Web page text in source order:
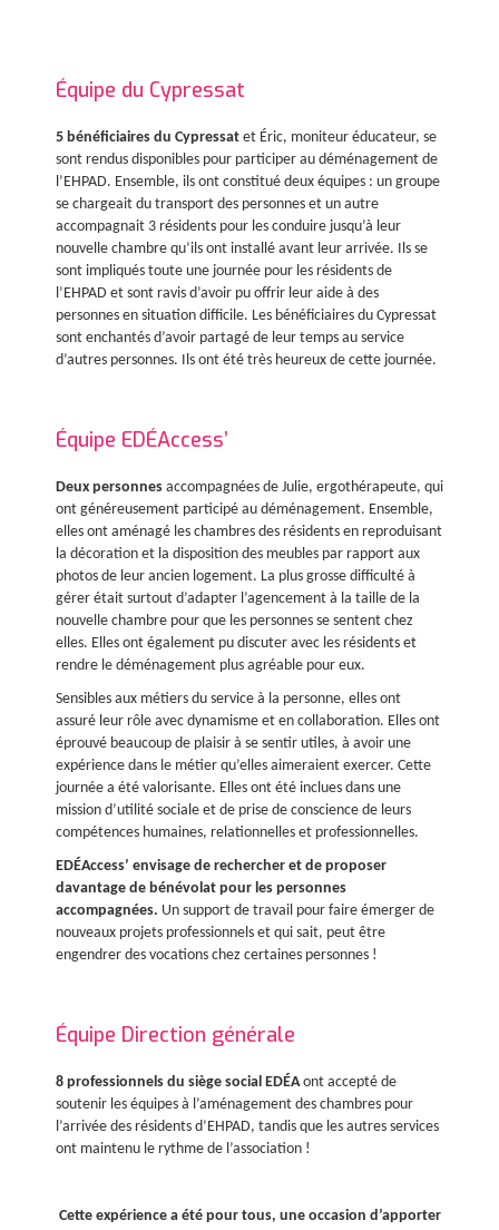
Équipe du Cypressat
5 bénéficiaires du Cypressat et Éric, moniteur éducateur, se
sont rendus disponibles pour participer au déménagement de
l’EHPAD. Ensemble, ils ont constitué deux équipes : un groupe
se chargeait du transport des personnes et un autre
accompagnait 3 résidents pour les conduire jusqu’à leur
nouvelle chambre qu’ils ont installé avant leur arrivée. Ils se
sont impliqués toute une journée pour les résidents de
l’EHPAD et sont ravis d’avoir pu offrir leur aide à des
personnes en situation difficile. Les bénéficiaires du Cypressat
sont enchantés d’avoir partagé de leur temps au service
d’autres personnes. Ils ont été très heureux de cette journée.
Équipe EDÉAccess’
Deux personnes accompagnées de Julie, ergothérapeute, qui
ont généreusement participé au déménagement. Ensemble,
elles ont aménagé les chambres des résidents en reproduisant
la décoration et la disposition des meubles par rapport aux
photos de leur ancien logement. La plus grosse difficulté à
gérer était surtout d’adapter l’agencement à la taille de la
nouvelle chambre pour que les personnes se sentent chez
elles. Elles ont également pu discuter avec les résidents et
rendre le déménagement plus agréable pour eux.
Sensibles aux métiers du service à la personne, elles ont
assuré leur rôle avec dynamisme et en collaboration. Elles ont
éprouvé beaucoup de plaisir à se sentir utiles, à avoir une
expérience dans le métier qu’elles aimeraient exercer. Cette
journée a été valorisante. Elles ont été inclues dans une
mission d’utilité sociale et de prise de conscience de leurs
compétences humaines, relationnelles et professionnelles.
EDÉAccess’ envisage de rechercher et de proposer
davantage de bénévolat pour les personnes
accompagnées. Un support de travail pour faire émerger de
nouveaux projets professionnels et qui sait, peut être
engendrer des vocations chez certaines personnes !
Équipe Direction générale
8 professionnels du siège social EDÉAont accepté de
soutenir les équipes à l’aménagement des chambres pour
l’arrivée des résidents d’EHPAD, tandis que les autres services
ont maintenu le rythme de l’association !
Cette expérience a été pour tous, une occasion d’apporter